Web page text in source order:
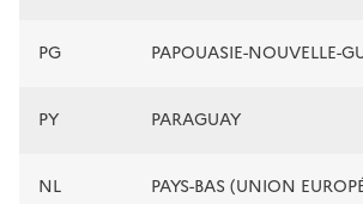
PG PAPOUASIE-NOUVELLE-
PY PARAGUAY
NL PAYS-BAS (UNION